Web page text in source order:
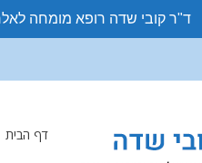
דף הבית
ד"ר קובי שדה רופא מומחה